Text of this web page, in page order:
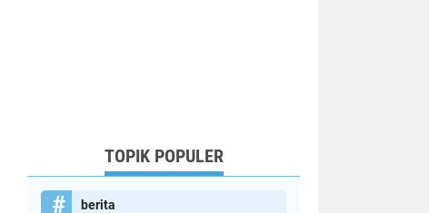
TOPIK POPULER
berita